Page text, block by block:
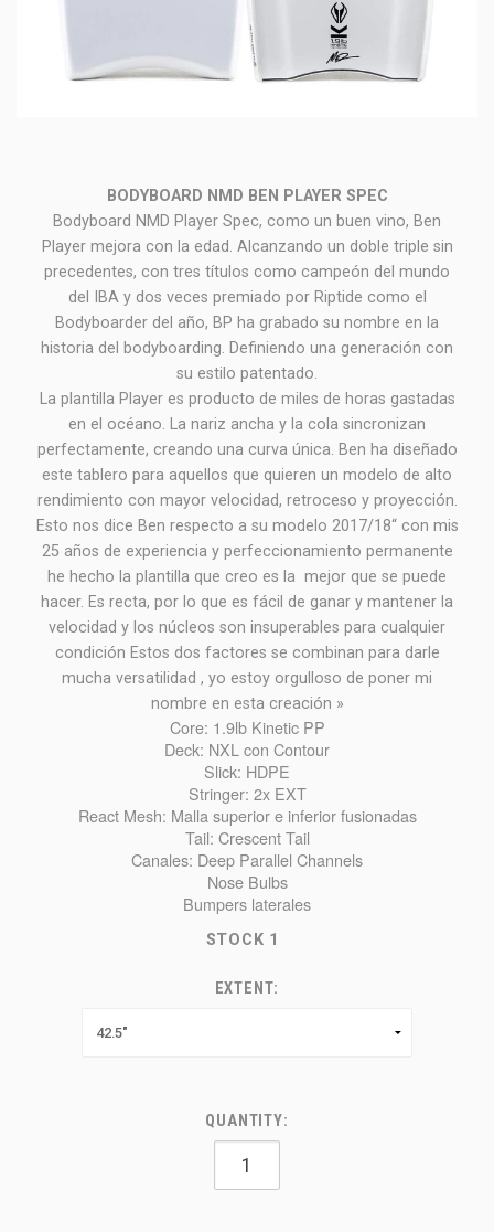
BODYBOARD NMD BEN PLAYER SPEC
Bodyboard NMD Player Spec, como un buen vino, Ben
Player mejora con la edad. Alcanzando un doble triple sin
precedentes, con tres títulos como campeón del mundo
del IBA y dos veces premiado por Riptide como el
Bodyboarder del año, BP ha grabado su nombre en la
historia del bodyboarding. Definiendo una generación con
su estilo patentado.
La plantilla Player es producto de miles de horas gastadas
en el océano. La nariz ancha y la cola sincronizan
perfectamente, creando una curva única. Ben ha diseñado
este tablero para aquellos que quieren un modelo de alto
rendimiento con mayor velocidad, retroceso y proyección.
Esto nos dice Ben respecto a su modelo 2017/18“ con mis
25 años de experiencia y perfeccionamiento permanente
he hecho la plantilla que creo es la mejor que se puede
hacer. Es recta, por lo que es fácil de ganar y mantener la
velocidad y los núcleos son insuperables para cualquier
condición Estos dos factores se combinan para darle
mucha versatilidad , yo estoy orgulloso de poner mi
nombre en esta creación »
Core: 1.9lb Kinetic PP
Deck: NXL con Contour
Slick: HDPE
Stringer: 2x EXT
React Mesh: Malla superior e inferior fusionadas
Tail: Crescent Tail
Canales: Deep Parallel Channels
Nose Bulbs
Bumpers laterales
STOCK 1
EXTENT:
QUANTITY: